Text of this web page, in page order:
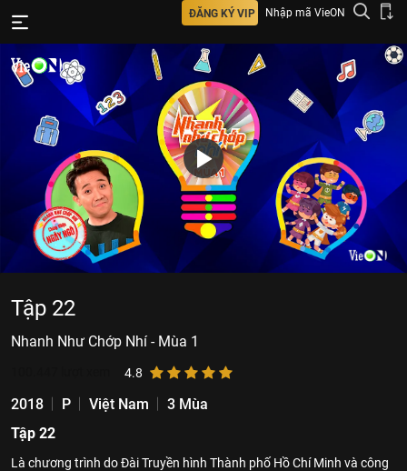
ĐĂNG KÝ VIP Nhập mã VieON
Tập 22
Nhanh Như Chớp Nhí - Mùa 1
4.8
2018 P Việt Nam
3 Mùa
Tập 22
Là chương trình do Đài Truyền hình Thành phố Hồ Chí Minh và công